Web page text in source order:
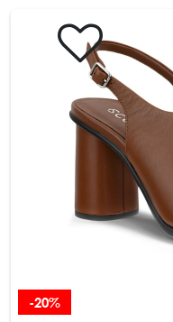
DESPRE COMPANIE
Harta site-ului
POLITICĂ ȘI TERMENI
Politica de
-20%